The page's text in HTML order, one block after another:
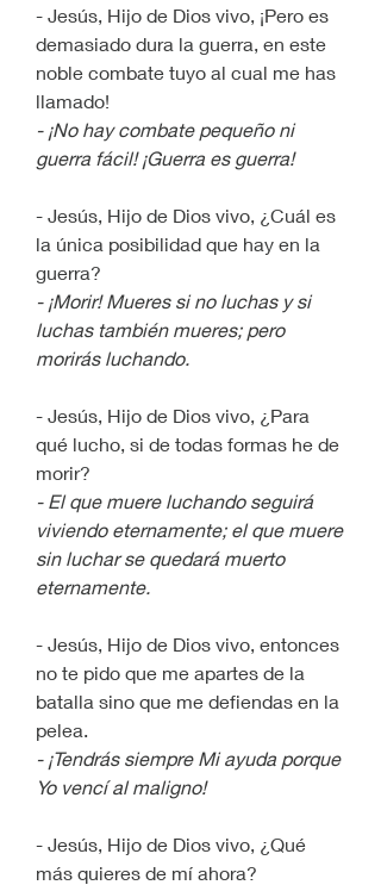
- Jesús, Hijo de Dios vivo, ¡Pero es
demasiado dura la guerra, en este
noble combate tuyo al cual me has
llamado!
- ¡No hay combate pequeño ni
guerra fácil! ¡Guerra es guerra!
- Jesús, Hijo de Dios vivo, ¿Cuál es
la única posibilidad que hay en la
guerra?
- ¡Morir! Mueres si no luchas y si
luchas también mueres; pero
morirás luchando.
- Jesús, Hijo de Dios vivo, ¿Para
qué lucho, si de todas formas he de
morir?
- El que muere luchando seguirá
viviendo eternamente; el que muere
sin luchar se quedará muerto
eternamente.
- Jesús, Hijo de Dios vivo, entonces
no te pido que me apartes de la
batalla sino que me defiendas en la
pelea.
- ¡Tendrás siempre Mi ayuda porque
Yo vencí al maligno!
- Jesús, Hijo de Dios vivo, ¿Qué
más quieres de mí ahora?